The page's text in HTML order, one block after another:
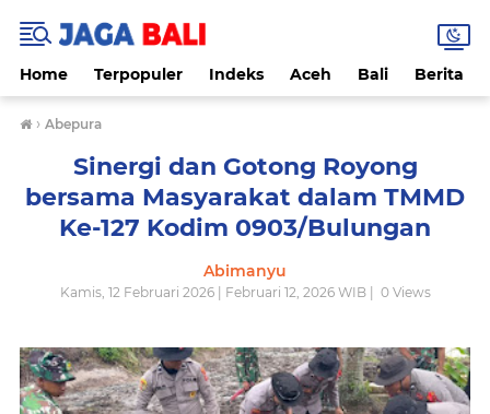
Home Terpopuler Indeks Aceh Bali Berita
› Abepura
Sinergi dan Gotong Royong
bersama Masyarakat dalam TMMD
Ke-127 Kodim 0903/Bulungan
Abimanyu
Kamis, 12 Februari 2026 | Februari 12, 2026 WIB | 0Views